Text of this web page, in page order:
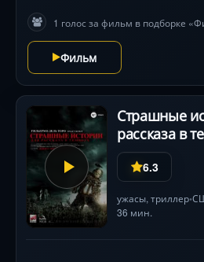
уникальную атмосферу
галлюциногенные образы и
неожиданной развязке, стирая
реальностью и безумием.
1 голос за фильм в подборке
Фильм
Страшные
рассказа в
6.3
ужасы, триллер•
36 мин.